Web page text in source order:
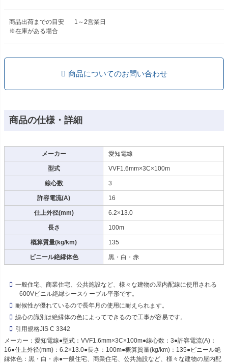
商品出荷までの目安
※在庫がある場合
1～2営業日
商品についてのお問い合わせ
商品の仕様・詳細
メーカー 愛知電線
型式 VVF1.6mm×3C×100m
線心数 3
許容電流(A) 16
仕上外径(mm) 6.2×13.0
長さ 100m
概算質量(kg/km) 135
ビニール絶縁体色 黒・白・赤
一般住宅、商業住宅、公共施設など、様々な建物の屋内配線に使用される
600Vビニル絶縁シースケーブル平形です。
耐候性が優れているので長年月の使用に耐えられます。
線心の識別は絶縁体の色によってできるので工事が容易です。
引用規格JIS C 3342
メーカー：愛知電線●型式：VVF1.6mm×3C×100m●線心数：3●許容電流(A)：
16●仕上外径(mm)：6.2×13.0●長さ：100m●概算質量(kg/km)：135●ビニール絶
縁体色：黒・白・赤●一般住宅、商業住宅、公共施設など、様々な建物の屋内配